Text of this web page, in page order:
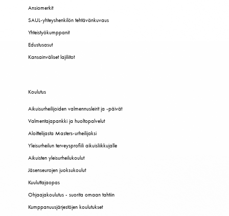
Ansiomerkit
SAUL-yhteyshenkilön tehtävänkuvaus
Yhteistyökumppanit
Edustusasut
Kansainväliset lajiliitot
Koulutus
Aikuisurheilijoiden valmennusleirit ja -päivät
Valmentajapankki ja huoltopalvelut
Aloittelijasta Masters-urheilijaksi
Yleisurheilun terveysprofiili aikuisliikkujalle
Aikuisten yleisurheilukoulut
Jäsenseurojen juoksukoulut
Kuuluttajaopas
Ohjaajakoulutus - suorita omaan tahtiin
Kumppanuusjärjestöjen koulutukset